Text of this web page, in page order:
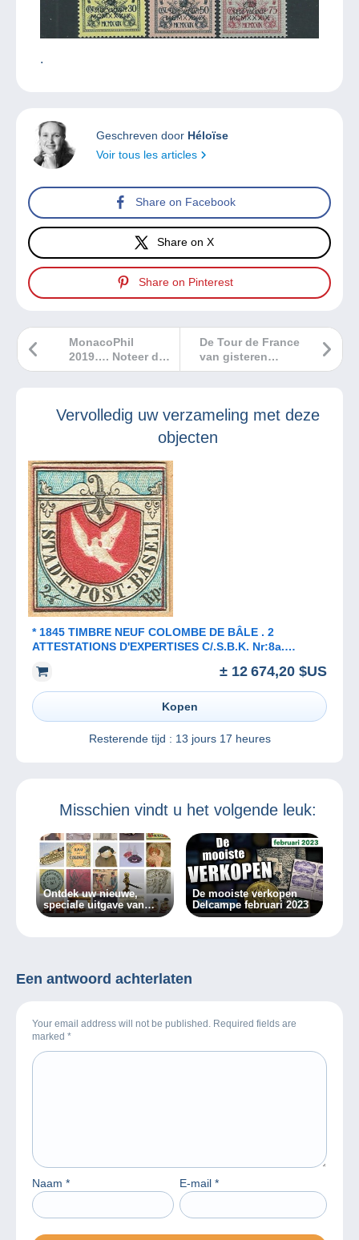
.
Geschreven door Héloïse
Voir tous les articles
Share on Facebook
Share on X
Share on Pinterest
De Tour de France
van gisteren…
MonacoPhil
2019…. Noteer dit
evenement in je
Vervolledig uw verzameling met deze
objecten
* 1845 TIMBRE NEUF COLOMBE DE BÂLE . 2
ATTESTATIONS D'EXPERTISES C/.S.B.K. Nr:8a.
± 12 674,20 $US
Kopen
Resterende tijd : 13 jours 17 heures
Misschien vindt u het volgende leuk:
Ontdek uw nieuwe,
speciale uitgave van
Delcampe Magazine
De mooiste verkopen
Delcampe februari 2023
Een antwoord achterlaten
Your email address will not be published. Required fields are
marked *
Naam * E-mail *